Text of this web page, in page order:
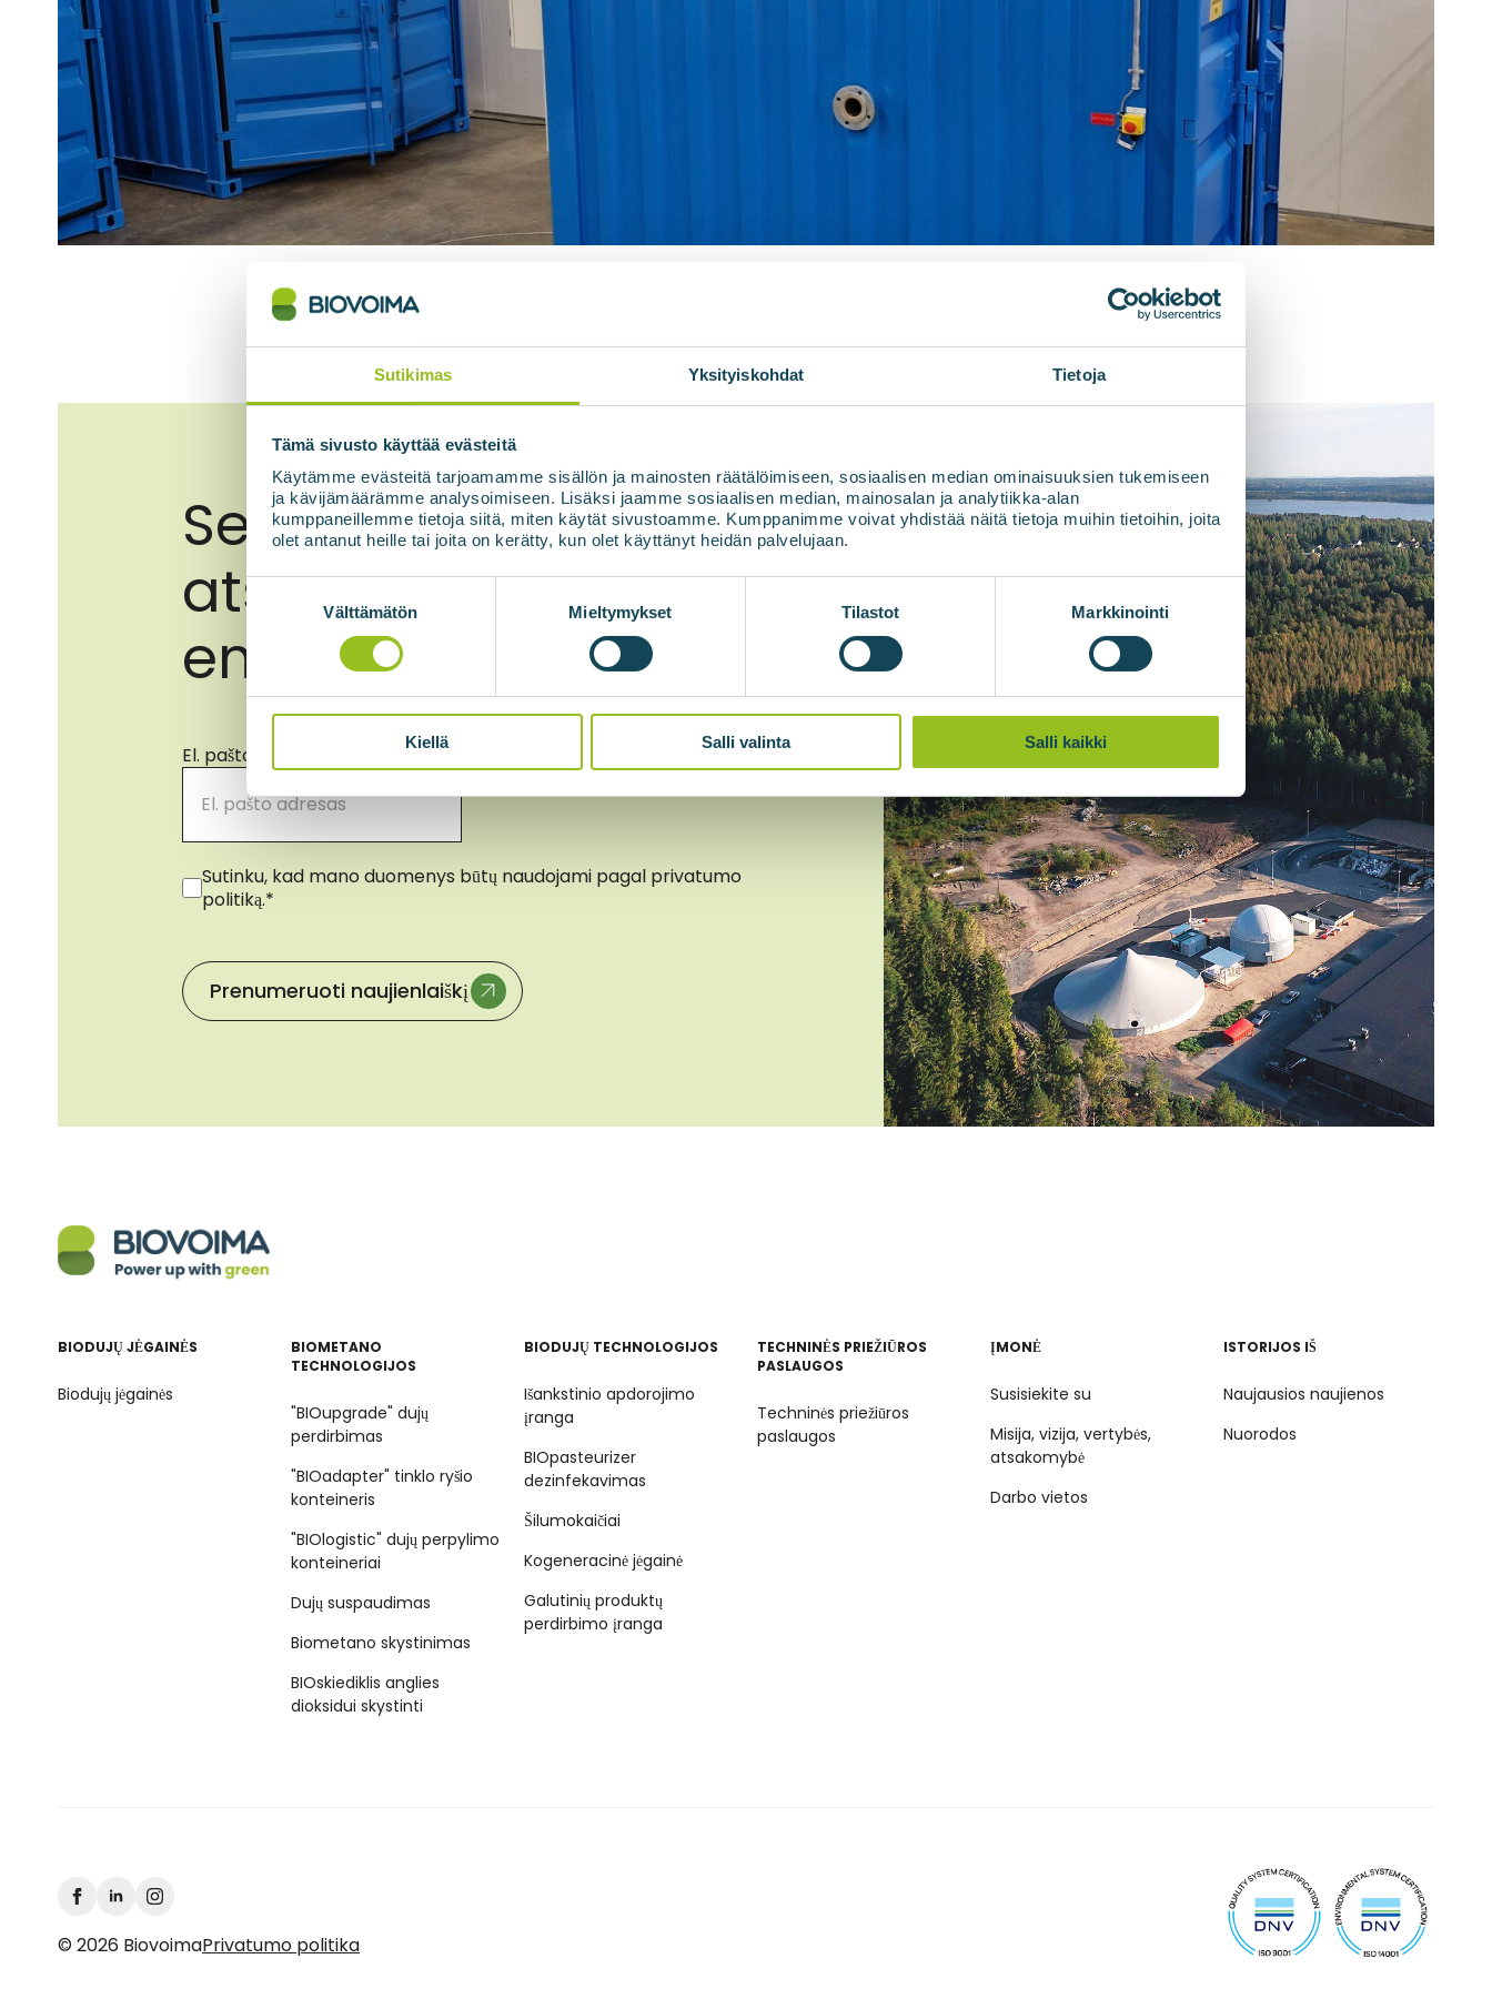
Sutikimas Yksityiskohdat Tietoja
Tämä sivusto käyttää evästeitä
Käytämme evästeitä tarjoamamme sisällön ja mainosten räätälöimiseen, sosiaalisen median ominaisuuksien tukemiseen
ja kävijämäärämme analysoimiseen. Lisäksi jaamme sosiaalisen median, mainosalan ja analytiikka-alan
kumppaneillemme tietoja siitä, miten käytät sivustoamme. Kumppanimme voivat yhdistää näitä tietoja muihin tietoihin, joita
olet antanut heille tai joita on kerätty, kun olet käyttänyt heidän palvelujaan.
Suostumuksen
valinta
Välttämätön Mieltymykset Tilastot Markkinointi
Kiellä Salli valinta Salli kaikki
Sekite naujausias
atsinaujinančiosios
energijos naujienas
El. pašto adresas
Sutikimas*
Sutinku, kad mano duomenys būtų naudojami pagal privatumo
politiką.*
BIODUJŲ JĖGAINĖS
Biodujų jėgainės
BIOMETANO
TECHNOLOGIJOS
"BIOupgrade" dujų
perdirbimas
"BIOadapter" tinklo ryšio
konteineris
"BIOlogistic" dujų perpylimo
konteineriai
Dujų suspaudimas
Biometano skystinimas
BIOskiediklis anglies
dioksidui skystinti
BIODUJŲ TECHNOLOGIJOS
Išankstinio apdorojimo
įranga
BIOpasteurizer
dezinfekavimas
Šilumokaičiai
Kogeneracinė jėgainė
Galutinių produktų
perdirbimo įranga
TECHNINĖS PRIEŽIŪROS
PASLAUGOS
Techninės priežiūros
paslaugos
ĮMONĖ
Susisiekite su
Misija, vizija, vertybės,
atsakomybė
Darbo vietos
ISTORIJOS IŠ
Naujausios naujienos
Nuorodos
© 2026 BiovoimaPrivatumo politika